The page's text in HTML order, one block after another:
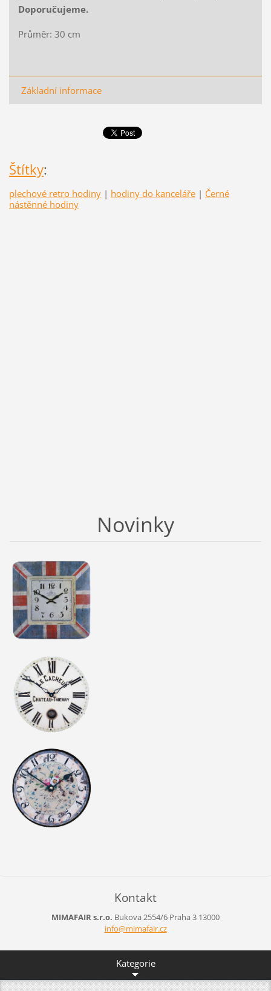
Doporučujeme.
Průměr: 30 cm
Základní informace
Štítky:
plechové retro hodiny | hodiny do kanceláře | Černé
nástěnné hodiny
Novinky
Kontakt
MIMAFAIR s.r.o. Bukova 2554/6 Praha 3 13000
info@mimafair.cz
Kategorie